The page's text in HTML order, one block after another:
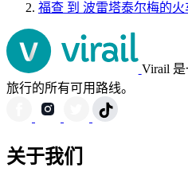
福查 到 波雷塔泰尔梅的火
Virail
旅行的所有可用路线。
关于我们